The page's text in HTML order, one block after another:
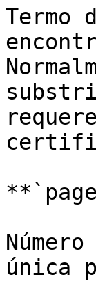
Termo
única